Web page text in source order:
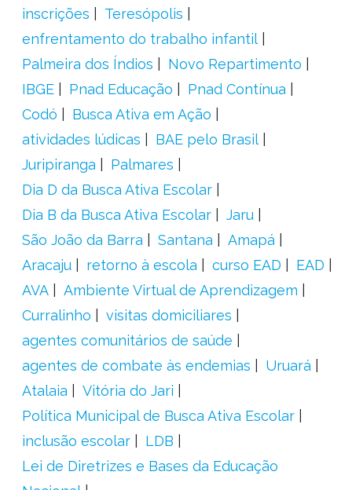
inscrições
Teresópolis
enfrentamento do trabalho infantil
Palmeira dos Índios
Novo Repartimento
IBGE
Pnad Educação
Pnad Contínua
Codó
Busca Ativa em Ação
atividades lúdicas
BAE pelo Brasil
Juripiranga
Palmares
Dia D da Busca Ativa Escolar
Dia B da Busca Ativa Escolar
Jaru
São João da Barra
Santana
Amapá
Aracaju
retorno à escola curso EAD
EAD
AVA
Ambiente Virtual de Aprendizagem
Curralinho
visitas domiciliares
agentes comunitários de saúde
agentes de combate às endemias
Uruará
Atalaia
Vitória do Jari
Política Municipal de Busca Ativa Escolar
inclusão escolar
LDB
Lei de Diretrizes e Bases da Educação